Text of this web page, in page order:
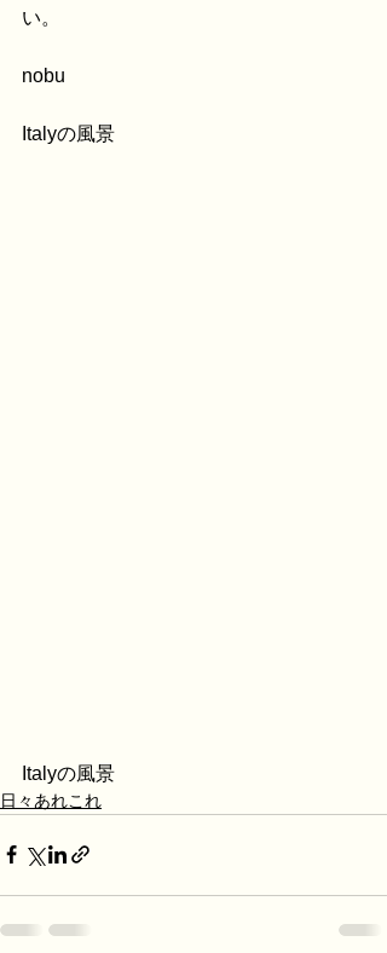
い。​
nobu
Italyの風景
Italyの風景
日々あれこれ